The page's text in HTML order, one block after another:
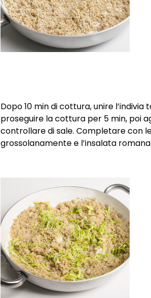
Dopo 10 min di cottura, unire
proseguire la cottura per 5 min, poi
controllare di sale. Completare con
grossolanamente e l’insalata romana.